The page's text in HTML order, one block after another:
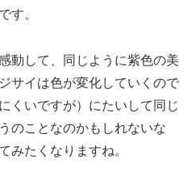
す。
動して、同じように紫色の美
サイは色が変化していくので
くいですが）にたいして同じ
のことなのかもしれないな
みたくなりますね。